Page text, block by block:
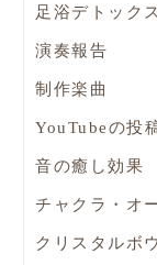
足浴デトック
演奏報告
制作楽曲
YouTubeの投
音の癒し効果
チャクラ・オ
クリスタルボ